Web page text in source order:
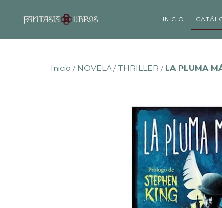
INICIO
Inicio / NOVELA / THRILLER / LA PLUMA